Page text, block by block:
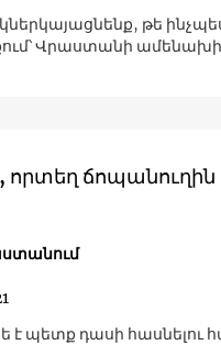
թե
Վրաստանի
որտեղ
է պետք դասի հասնելու